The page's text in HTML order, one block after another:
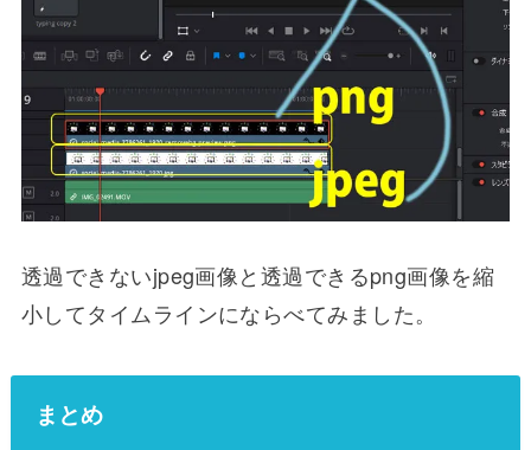
透過できないjpeg画像と透過できるpng画像を縮
小してタイムラインにならべてみました。
まとめ